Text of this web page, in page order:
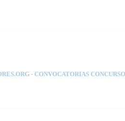
- CONVOCATORIAS